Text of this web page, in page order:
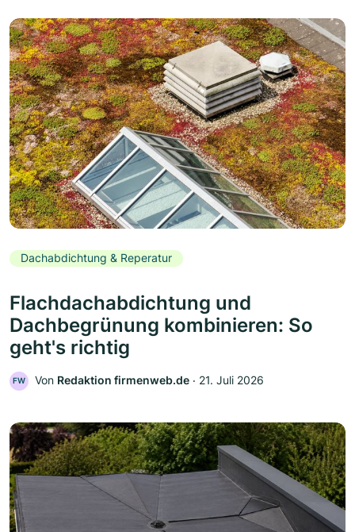
Dachabdichtung & Reperatur
Flachdachabdichtung und
Dachbegrünung kombinieren: So
geht's richtig
FW Von Redaktion firmenweb.de ‧ 21. Juli 2026